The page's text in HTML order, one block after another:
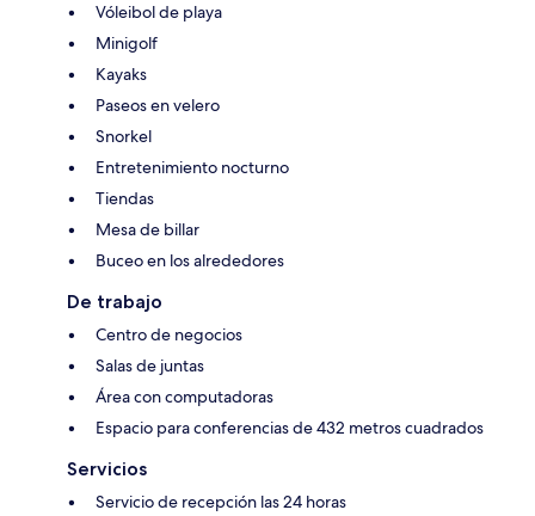
Vóleibol de playa
Minigolf
Kayaks
Paseos en velero
Snorkel
Entretenimiento nocturno
Tiendas
Mesa de billar
Buceo en los alrededores
De trabajo
Centro de negocios
Salas de juntas
Área con computadoras
Espacio para conferencias de 432 metros cuadrados
Servicios
Servicio de recepción las 24 horas